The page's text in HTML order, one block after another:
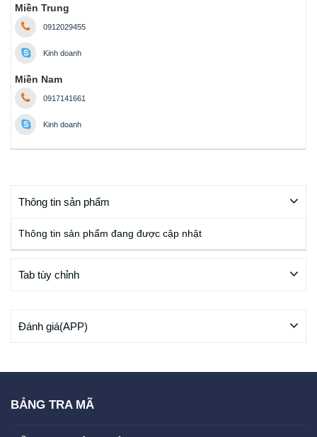
Miền Trung
0912029455
Kinh doanh
Miền Nam
0917141661
Kinh doanh
Thông tin sản phẩm
Thông tin sản phẩm đang được cập nhật
Tab tùy chỉnh
Đánh giá(APP)
BẢNG TRA MÃ